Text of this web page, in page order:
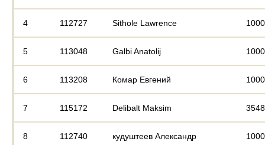
4 112727 Sithole Lawrence
5 113048 Galbi Anatolij
6 113208 Комар Евгений
7 115172 Delibalt Maksim
8 112740 кудуштеев Александр